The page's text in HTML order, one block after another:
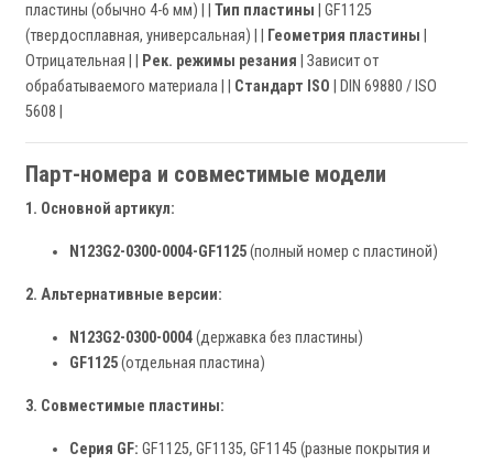
пластины (обычно 4-6 мм) | | Тип пластины | GF1125
(твердосплавная, универсальная) | |
Геометрия пластины
Отрицательная | |
Рек. режимы резания | Зависит от
обрабатываемого материала | | Стандарт ISO | DIN 69880 / ISO
5608 |
Парт-номера и совместимые модели
1. Основной артикул:
N123G2-0300-0004-GF1125(полный номер с пластиной)
2. Альтернативные версии:
N123G2-0300-0004(державка без пластины)
GF1125(отдельная пластина)
3. Совместимые пластины:
Серия GF: GF1125, GF1135, GF1145 (разные покрытия и